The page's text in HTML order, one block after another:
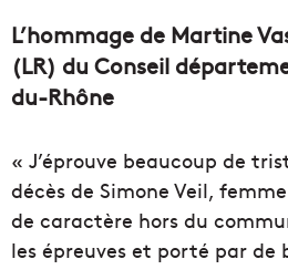
L’hommage de Martine
(LR) du Conseil
du-Rhône
« J’éprouve beaucoup de
décès de Simone Veil,
de caractère hors du
les épreuves et porté par de